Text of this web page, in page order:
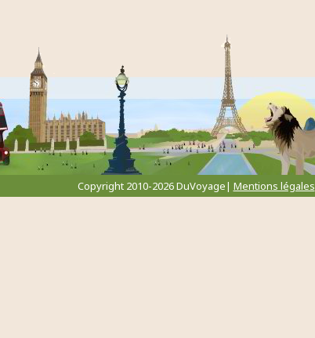
Copyright 2010-2026 DuVoyage| Mentions légales